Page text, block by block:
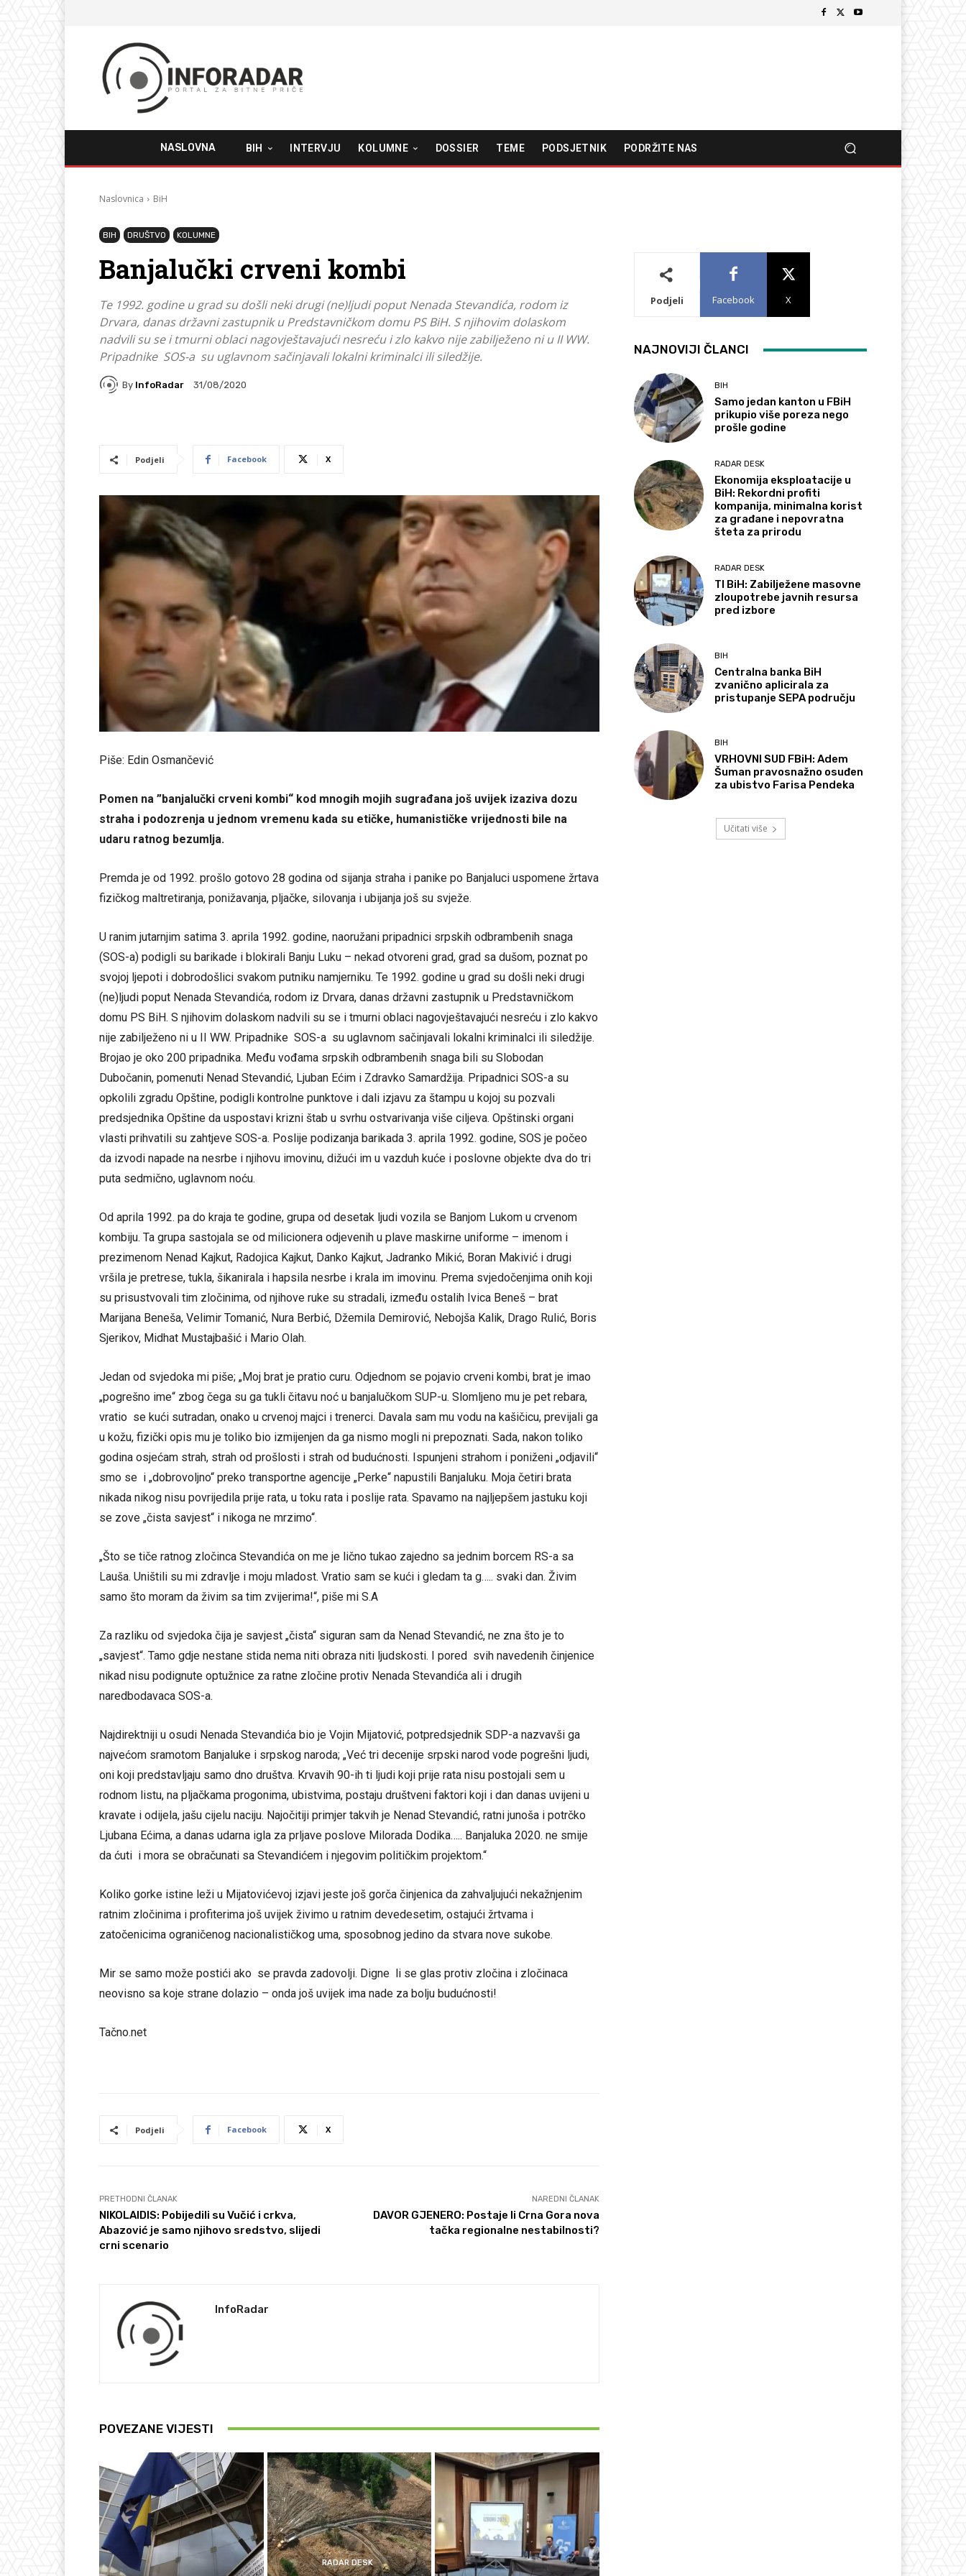
NASLOVNA BIH INTERVJU KOLUMNE DOSSIER TEME PODSJETNIK PODRŽITE NAS
Naslovnica BiH
BIH DRUŠTVO KOLUMNE
Banjalučki crveni kombi
Te 1992. godine u grad su došli neki drugi (ne)ljudi poput Nenada Stevandića, rodom iz
Drvara, danas državni zastupnik u Predstavničkom domu PS BiH. S njihovim dolaskom
nadvili su se i tmurni oblaci nagovještavajući nesreću i zlo kakvo nije zabilježeno ni u II WW.
Pripadnike SOS-a su uglavnom sačinjavali lokalni kriminalci ili siledžije.
By InfoRadar 31/08/2020
Podjeli Facebook X
Piše: Edin Osmančević
Pomen na ”banjalučki crveni kombi“ kod mnogih mojih sugrađana još uvijek izaziva dozu
straha i podozrenja u jednom vremenu kada su etičke, humanističke vrijednosti bile na
udaru ratnog bezumlja.
Premda je od 1992. prošlo gotovo 28 godina od sijanja straha i panike po Banjaluci uspomene žrtava
fizičkog maltretiranja, ponižavanja, pljačke, silovanja i ubijanja još su svježe.
U ranim jutarnjim satima 3. aprila 1992. godine, naoružani pripadnici srpskih odbrambenih snaga
(SOS-a) podigli su barikade i blokirali Banju Luku – nekad otvoreni grad, grad sa dušom, poznat po
svojoj ljepoti i dobrodošlici svakom putniku namjerniku. Te 1992. godine u grad su došli neki drugi
(ne)ljudi poput Nenada Stevandića, rodom iz Drvara, danas državni zastupnik u Predstavničkom
domu PS BiH. S njihovim dolaskom nadvili su se i tmurni oblaci nagovještavajući nesreću i zlo kakvo
nije zabilježeno ni u II WW. Pripadnike SOS-a su uglavnom sačinjavali lokalni kriminalci ili siledžije.
Brojao je oko 200 pripadnika. Među vođama srpskih odbrambenih snaga bili su Slobodan
Dubočanin, pomenuti Nenad Stevandić, Ljuban Ećim i Zdravko Samardžija. Pripadnici SOS-a su
opkolili zgradu Opštine, podigli kontrolne punktove i dali izjavu za štampu u kojoj su pozvali
predsjednika Opštine da uspostavi krizni štab u svrhu ostvarivanja više ciljeva. Opštinski organi
vlasti prihvatili su zahtjeve SOS-a. Poslije podizanja barikada 3. aprila 1992. godine, SOS je počeo
da izvodi napade na nesrbe i njihovu imovinu, dižući im u vazduh kuće i poslovne objekte dva do tri
puta sedmično, uglavnom noću.
Od aprila 1992. pa do kraja te godine, grupa od desetak ljudi vozila se Banjom Lukom u crvenom
kombiju. Ta grupa sastojala se od milicionera odjevenih u plave maskirne uniforme – imenom i
prezimenom Nenad Kajkut, Radojica Kajkut, Danko Kajkut, Jadranko Mikić, Boran Makivić i drugi
vršila je pretrese, tukla, šikanirala i hapsila nesrbe i krala im imovinu. Prema svjedočenjima onih koji
su prisustvovali tim zločinima, od njihove ruke su stradali, između ostalih Ivica Beneš – brat
Marijana Beneša, Velimir Tomanić, Nura Berbić, Džemila Demirović, Nebojša Kalik, Drago Rulić, Boris
Sjerikov, Midhat Mustajbašić i Mario Olah.
Jedan od svjedoka mi piše; „Moj brat je pratio curu. Odjednom se pojavio crveni kombi, brat je imao
„pogrešno ime“ zbog čega su ga tukli čitavu noć u banjalučkom SUP-u. Slomljeno mu je pet rebara,
vratio se kući sutradan, onako u crvenoj majci i trenerci. Davala sam mu vodu na kašičicu, previjali ga
u kožu, fizički opis mu je toliko bio izmijenjen da ga nismo mogli ni prepoznati. Sada, nakon toliko
godina osjećam strah, strah od prošlosti i strah od budućnosti. Ispunjeni strahom i poniženi „odjavili“
smo se i „dobrovoljno“ preko transportne agencije „Perke“ napustili Banjaluku. Moja četiri brata
nikada nikog nisu povrijedila prije rata, u toku rata i poslije rata. Spavamo na najljepšem jastuku koji
se zove „čista savjest“ i nikoga ne mrzimo“.
„Što se tiče ratnog zločinca Stevandića on me je lično tukao zajedno sa jednim borcem RS-a sa
Lauša. Uništili su mi zdravlje i moju mladost. Vratio sam se kući i gledam ta g….. svaki dan. Živim
samo što moram da živim sa tim zvijerima!“, piše mi S.A
Za razliku od svjedoka čija je savjest „čista“ siguran sam da Nenad Stevandić, ne zna što je to
„savjest“. Tamo gdje nestane stida nema niti obraza niti ljudskosti. I pored svih navedenih činjenice
nikad nisu podignute optužnice za ratne zločine protiv Nenada Stevandića ali i drugih
naredbodavaca SOS-a.
Najdirektniji u osudi Nenada Stevandića bio je Vojin Mijatović, potpredsjednik SDP-a nazvavši ga
najvećom sramotom Banjaluke i srpskog naroda; „Već tri decenije srpski narod vode pogrešni ljudi,
oni koji predstavljaju samo dno društva. Krvavih 90-ih ti ljudi koji prije rata nisu postojali sem u
rodnom listu, na pljačkama progonima, ubistvima, postaju društveni faktori koji i dan danas uvijeni u
kravate i odijela, jašu cijelu naciju. Najočitiji primjer takvih je Nenad Stevandić, ratni junoša i potrčko
Ljubana Ećima, a danas udarna igla za prljave poslove Milorada Dodika….. Banjaluka 2020. ne smije
da ćuti i mora se obračunati sa Stevandićem i njegovim političkim projektom.“
Koliko gorke istine leži u Mijatovićevoj izjavi jeste još gorča činjenica da zahvaljujući nekažnjenim
ratnim zločinima i profiterima još uvijek živimo u ratnim devedesetim, ostajući žrtvama i
zatočenicima ograničenog nacionalističkog uma, sposobnog jedino da stvara nove sukobe.
Mir se samo može postići ako se pravda zadovolji. Digne li se glas protiv zločina i zločinaca
neovisno sa koje strane dolazio – onda još uvijek ima nade za bolju budućnosti!
Tačno.net
Podjeli Facebook X
PRETHODNI ČLANAK
NIKOLAIDIS: Pobijedili su Vučić i crkva,
Abazović je samo njihovo sredstvo, slijedi
crni scenario
NAREDNI ČLANAK
DAVOR GJENERO: Postaje li Crna Gora nova
tačka regionalne nestabilnosti?
InfoRadar
POVEZANE VIJESTI
RADAR DESK
Podjeli Facebook X
NAJNOVIJI ČLANCI
BIH
Samo jedan kanton u FBiH
prikupio više poreza nego
prošle godine
RADAR DESK
Ekonomija eksploatacije u
BiH: Rekordni profiti
kompanija, minimalna korist
za građane i nepovratna
šteta za prirodu
RADAR DESK
TI BiH: Zabilježene masovne
zloupotrebe javnih resursa
pred izbore
BIH
Centralna banka BiH
zvanično aplicirala za
pristupanje SEPA području
BIH
VRHOVNI SUD FBiH: Adem
Šuman pravosnažno osuđen
za ubistvo Farisa Pendeka
Učitati više